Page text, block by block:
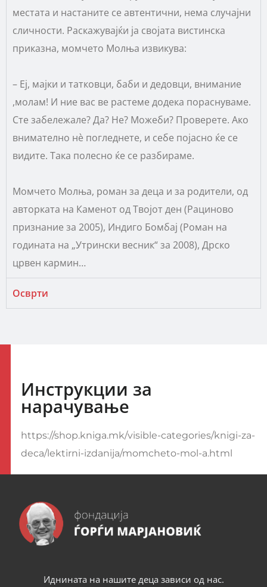
местата и настаните се автентични, нема случајни
сличности. Раскажувајќи ја својата вистинска
приказна, момчето Молња извикува:
– Еј, мајки и татковци, баби и дедовци, внимание
,молам! И ние вас ве растеме додека пораснуваме.
Сте забележале? Да? Не? Можеби? Проверете. Ако
внимателно нè погледнете, и себе појасно ќе се
видите. Така полесно ќе се разбираме.
Момчето Молња, роман за деца и за родители, од
авторката на Каменот од Твојот ден (Рациново
признание за 2005), Индиго Бомбај (Роман на
годината на „Утрински весник“ за 2008), Дрско
црвен кармин…
Осврти
Инструкции за
нарачување
https://shop.kniga.mk/visible-categories/knigi-za-
deca/lektirni-izdanija/momcheto-mol-a.html
Иднината на нашите деца зависи од нас.